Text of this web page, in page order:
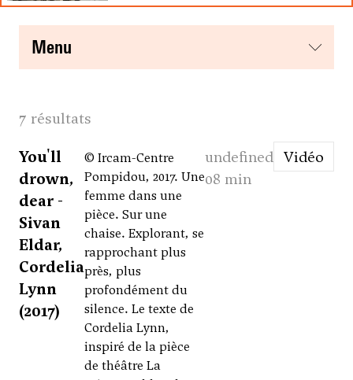
menu
7 résultats
You'll
drown,
dear -
Sivan
Eldar,
Cordelia
Lynn
(2017)
© Ircam-Centre
Pompidou, 2017. Une
femme dans une
pièce. Sur une
chaise. Explorant, se
rapprochant plus
près, plus
profondément du
silence. Le texte de
Cordelia Lynn,
inspiré de la pièce
de théâtre La
undefined
08 min
Vidéo